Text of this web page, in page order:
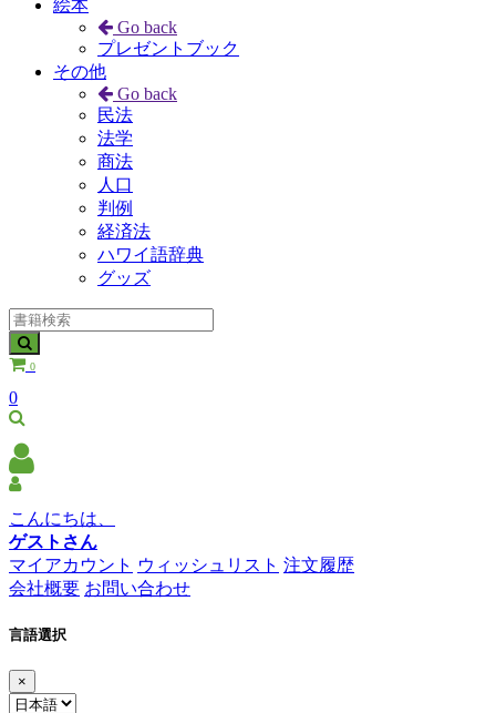
絵本
Go back
プレゼントブック
その他
Go back
民法
法学
商法
人口
判例
経済法
ハワイ語辞典
グッズ
0
0
こんにちは、
ゲストさん
マイアカウント ウィッシュリスト 注文履歴
会社概要 お問い合わせ
言語選択
×